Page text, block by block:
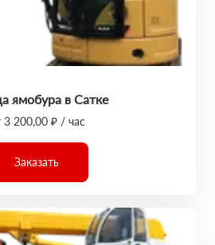
ямобура в Сатке
3 200,00 ₽ / час
Заказать